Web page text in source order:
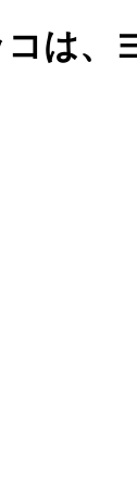
は、